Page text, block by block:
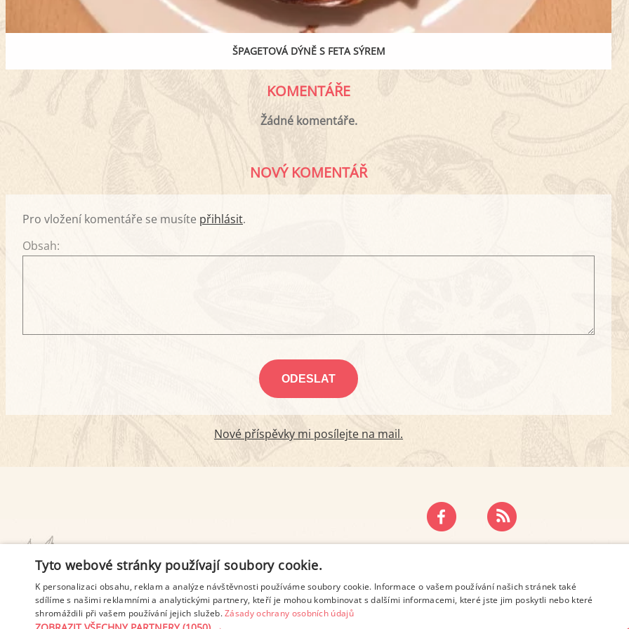
ŠPAGETOVÁ DÝNĚ S FETA SÝREM
KOMENTÁŘE
Žádné komentáře.
NOVÝ KOMENTÁŘ
Pro vložení komentáře se musíte přihlásit.
Obsah:
Nové příspěvky mi posílejte na mail.
PODMÍNKY UŽITÍ ZÁSADY OCHRANY OSOBNÍCH ÚDAJŮ
Tyto webové stránky používají soubory cookie.
K personalizaci obsahu, reklam a analýze návštěvnosti používáme soubory cookie. Informace o vašem používání našich stránek také
sdílíme s našimi reklamními a analytickými partnery, kteří je mohou kombinovat s dalšími informacemi, které jste jim poskytli nebo které
shromáždili při vašem používání jejich služeb.Zásady ochrany osobních údajů